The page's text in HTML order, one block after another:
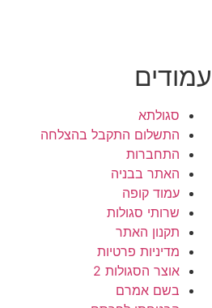
עמודים
סגולתא
התשלום התקבל בהצלחה
התחברות
האתר בבניה
עמוד קופה
שרותי סגולות
תקנון האתר
מדיניות פרטיות
אוצר הסגולות 2
בשם אמרם